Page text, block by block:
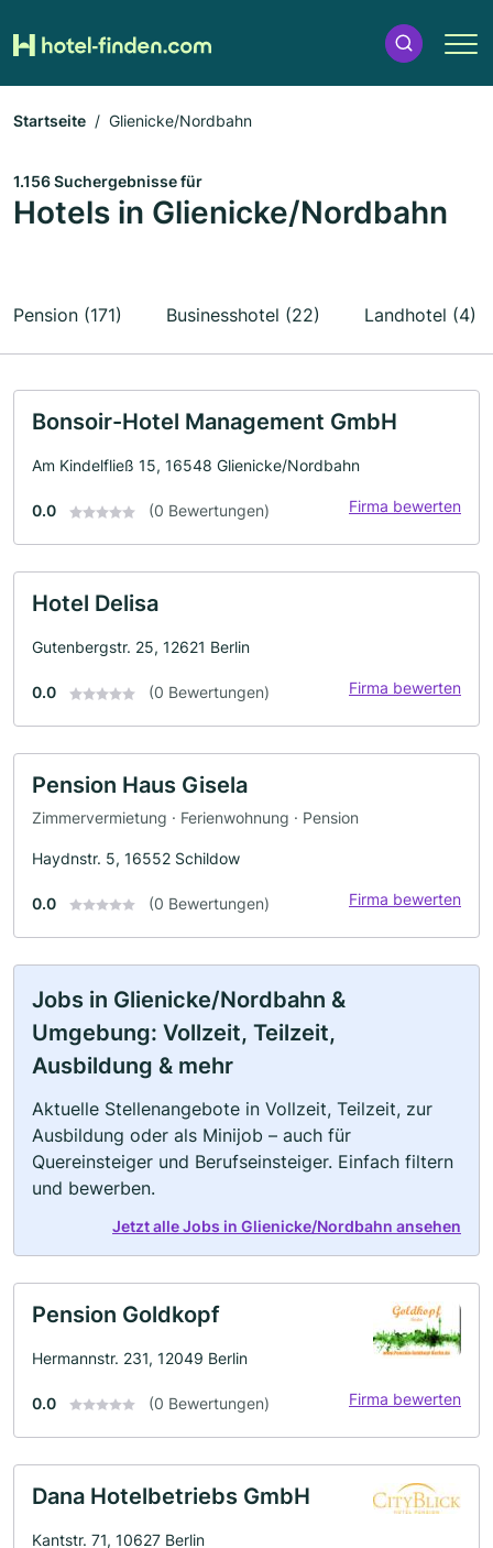
Startseite Glienicke/Nordbahn
1.156 Suchergebnisse für
Hotels in Glienicke/Nordbahn
Pension (171) Businesshotel (22) Landhotel (4)
Bonsoir-Hotel Management GmbH
Am Kindelfließ 15, 16548 Glienicke/Nordbahn
0.0 (0 Bewertungen) Firma bewerten
Hotel Delisa
Gutenbergstr. 25, 12621 Berlin
0.0 (0 Bewertungen) Firma bewerten
Pension Haus Gisela
Zimmervermietung · Ferienwohnung · Pension
Haydnstr. 5, 16552 Schildow
0.0 (0 Bewertungen) Firma bewerten
Jobs in Glienicke/Nordbahn &
Umgebung: Vollzeit, Teilzeit,
Ausbildung & mehr
Aktuelle Stellenangebote in Vollzeit, Teilzeit, zur
Ausbildung oder als Minijob – auch für
Quereinsteiger und Berufseinsteiger. Einfach filtern
und bewerben.
Jetzt alle Jobs in Glienicke/Nordbahn ansehen
Pension Goldkopf
Hermannstr. 231, 12049 Berlin
0.0 (0 Bewertungen) Firma bewerten
Dana Hotelbetriebs GmbH
Kantstr. 71, 10627 Berlin